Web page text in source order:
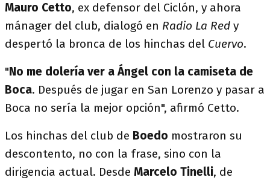
Mauro Cetto, ex defensor del Ciclón, y ahora
mánager del club, dialogó en Radio La Red y
despertó la bronca de los hinchas del Cuervo.
"No me dolería ver a Ángel con la camiseta de
Boca. Después de jugar en San Lorenzo y pasar a
Boca no sería la mejor opción", afirmó Cetto.
Los hinchas del club de Boedo mostraron su
descontento, no con la frase, sino con la
dirigencia actual. Desde Marcelo Tinelli, de